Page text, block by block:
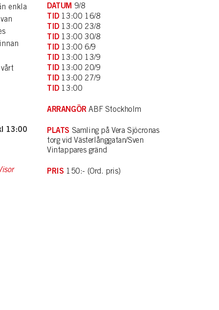
enkla
13:00
DATUM 9/8
TID13:00 16/8
TID13:00 23/8
TID13:00 30/8
TID13:00 6/9
TID13:00 13/9
TID13:00 20/9
TID13:00 27/9
TID13:00
ARRANGÖRABF Stockholm
PLATS Samling på Vera Sjöcronas
torg vid Västerlånggatan/Sven
Vintappares gränd
PRIS 150:- (Ord. pris)